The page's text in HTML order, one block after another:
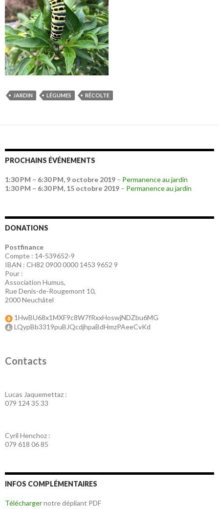
JARDIN LÉGUMES RÉCOLTE
PROCHAINS ÉVÉNEMENTS
1:30 PM – 6:30 PM, 9 octobre 2019 – Permanence au jardin
1:30 PM – 6:30 PM, 15 octobre 2019 – Permanence au jardin
DONATIONS
Postfinance
Compte : 14-539652-9
IBAN : CH82 0900 0000 1453 9652 9
Pour :
Association Humus,
Rue Denis-de-Rougemont 10,
2000 Neuchâtel
1HwBU68x1MXF9c8W7fRxxHoswjNDZbu6MG
LQypBb3319puBJQcdjhpaBdHmzPAeeCvKd
Contacts
Lucas Jaquemettaz :
079 124 35 33
Cyril Henchoz :
079 618 06 85
INFOS COMPLÉMENTAIRES
Téléchargernotre dépliant PDF